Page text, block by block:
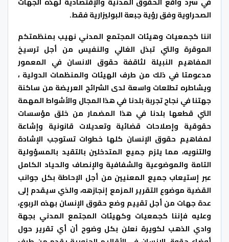
الصحراوية وفق رؤية جبعة البوليزارية فقط.
اننا كجمعيات وهيئات المجتمع المدني نهيب بمنظمتكم
الموقرة والتي تبذل الغالي والنفيس من أجل ترسيخ
المفاهيم النبيلة لثاقفة حقوق الانسان في المعمور
مدعومتا في ذلك من طرف الهيئات والمنظمات الدولية ،
ويشاطره تطلعات واسعة لدى الشرائح العريضة من ساكنة
جهتنا في نجاح تجربة بلدنا في هذا المجال والأشواط المهمة
التي قطعها بلدنا في هذا المضمار من خلق مؤسسات
حقوقية وإصلاحات قضائية وتعديلات قانونية وإشاعة
لمفاهيم حقوق الإنسان كلها خطوات تستوجب الإشادة
والتنويه، مما يلزم جميع المتدخلين بالتقيد بالمسؤولية
التامة والموضوعية والشفافية والإنصاف والحياد الكامل
عبر إستيعاب جميع المعنيين من أجل الإحاطة بكل جوانب
القضية موضوع التقرير المزمع إنجازهه، والذي سيقدم إلى
عدة جهات من أجل تقييم وضع حقوق الإنسان بهذه الربوع،
وعليه فإننا كجمعيات وكهيئات المجتمع المدني بجهة
وادي الذهب لكويرة نعلن بكل وضوح أن أي تقرير حول